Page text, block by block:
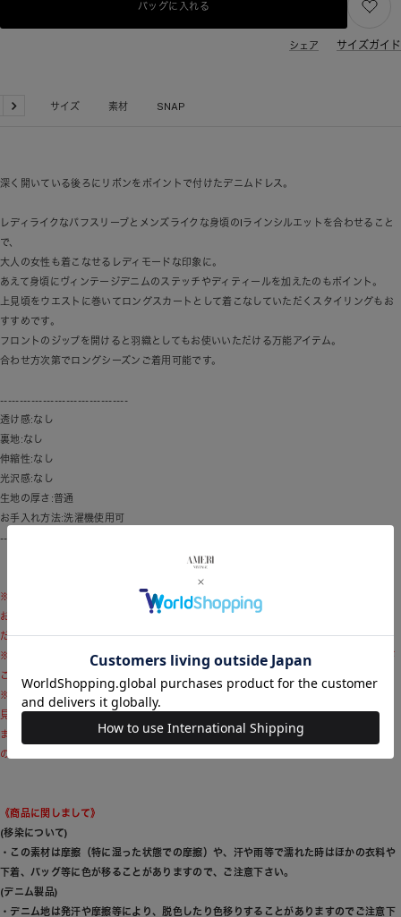
細 サイズ 素材 SNAP
次
深く開いている後ろにリボンをポイントで付けたデニムドレス。
レディライクなパフスリーブとメンズライクな身頃のIラインシルエットを合わせること
で、
大人の女性も着こなせるレディモードな印象に。
あえて身頃にヴィンテージデニムのステッチやディティールを加えたのもポイント。
上見頃をウエストに巻いてロングスカートとして着こなしていただくスタイリングもお
すすめです。
フロントのジップを開けると羽織としてもお使いいただける万能アイテム。
合わせ方次第でロングシーズンご着用可能です。
---------------------------------
透け感:なし
裏地:なし
伸縮性:なし
光沢感:なし
生地の厚さ:普通
お手入れ方法:洗濯機使用可
---------------------------------
※ブランドロゴのリニューアル移行期間に伴い、モデル着用商品および商品単体画像と
お届け予定の商品とで付属品のロゴデザインが異なる場合がございます。予めご了承く
ださい。
※商品画像はサンプルのため、色味やサイズ、素材の混率等の仕様に変更がある場合が
ございますので、予めご了承ください。
※モデル着用写真につきましては、光や照明の加減により、実際よりも色味が異なって
見える場合がございます。商品の色味は、商品単品の画像をご参考ください。
また、使用しているパソコンのモニターやスマートフォン等の設定により、現物と画像
の色味が若干異なる場合もございます。予めご了承ください。
《商品に関しまして》
(移染について)
・この素材は摩擦（特に湿った状態での摩擦）や、汗や雨等で濡れた時はほかの衣料や
下着、バッグ等に色が移ることがありますので、ご注意下さい。
(デニム製品)
・デニム地は発汗や摩擦等により、脱色したり色移りすることがありますのでご注意下
バッグに入れる
シェア サイズガイド